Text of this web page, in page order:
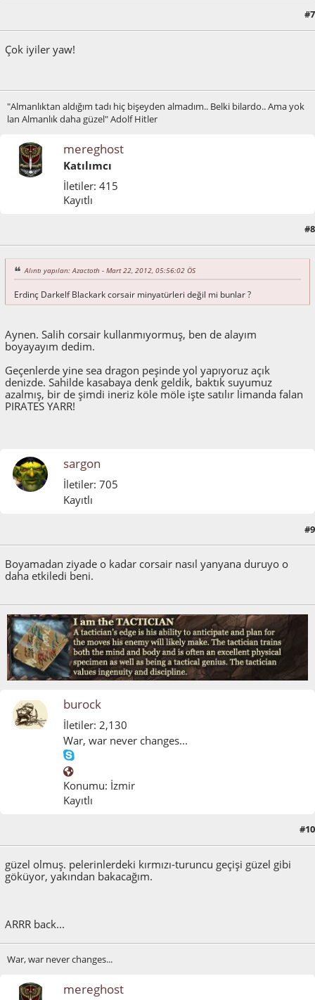
#7
Çok iyiler yaw!
"Almanlıktan aldığım tadı hiç bişeyden almadım.. Belki bilardo.. Ama yok
lan Almanlık daha güzel" Adolf Hitler
mereghost
Katılımcı
İletiler: 415
Kayıtlı
#8
Alıntı yapılan: Azactoth - Mart 22, 2012, 05:56:02 ÖS
Erdinç Darkelf Blackark corsair minyatürleri değil mi bunlar ?
Aynen. Salih corsair kullanmıyormuş, ben de alayım
boyayayım dedim.
Geçenlerde yine sea dragon peşinde yol yapıyoruz açık
denizde. Sahilde kasabaya denk geldik, baktık suyumuz
azalmış, bir de şimdi ineriz köle möle işte satılır limanda falan
PIRATES YARR!
sargon
İletiler: 705
Kayıtlı
#9
Boyamadan ziyade o kadar corsair nasıl yanyana duruyo o
daha etkiledi beni.
burock
İletiler: 2,130
War, war never changes...
Konumu: İzmir
Kayıtlı
#10
güzel olmuş. pelerinlerdeki kırmızı-turuncu geçişi güzel gibi
göküyor, yakından bakacağım.
ARRR back...
War, war never changes...
mereghost